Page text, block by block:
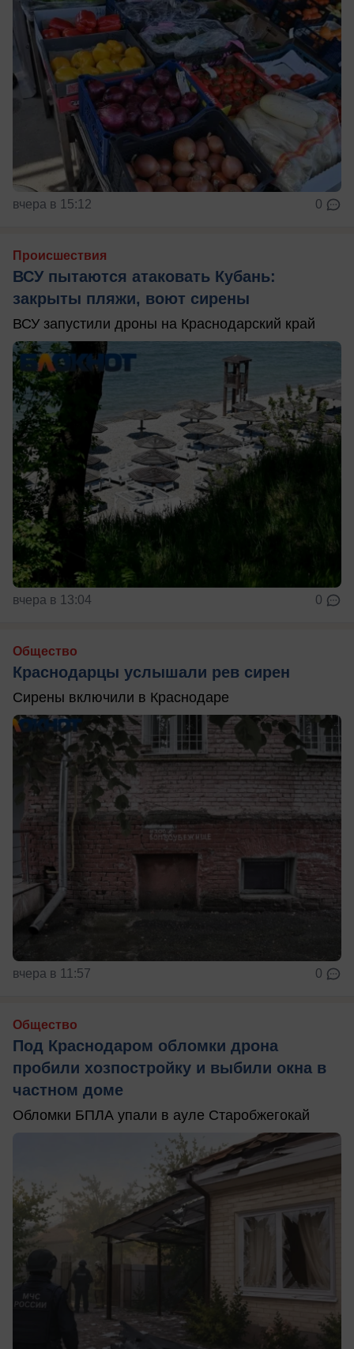
вчера в 15:12 0
Происшествия
ВСУ пытаются атаковать Кубань:
закрыты пляжи, воют сирены
ВСУ запустили дроны на Краснодарский край
вчера в 13:04 0
Общество
Краснодарцы услышали рев сирен
Сирены включили в Краснодаре
вчера в 11:57 0
Общество
Под Краснодаром обломки дрона
пробили хозпостройку и выбили окна в
частном доме
Обломки БПЛА упали в ауле Старобжегокай